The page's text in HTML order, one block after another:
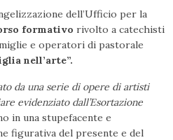
dell’Ufficio per la
formativo rivolto a catechisti
e operatori di pastorale
nell’arte”.
da una serie di opere di artisti
evidenziato dall’Esortazione
in una stupefacente e
figurativa del presente e del